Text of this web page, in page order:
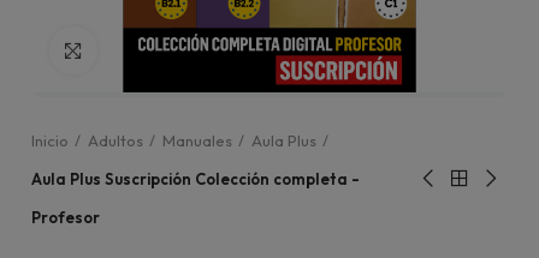
Click para agrandar
Inicio Adultos Manuales
Aula Plus
Aula Plus Suscripción Colección completa -
Profesor